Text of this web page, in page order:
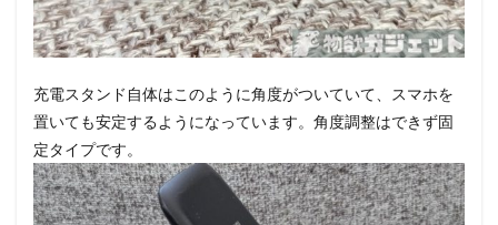
充電スタンド自体はこのように角度がついていて、スマホを
置いても安定するようになっています。角度調整はできず固
定タイプです。